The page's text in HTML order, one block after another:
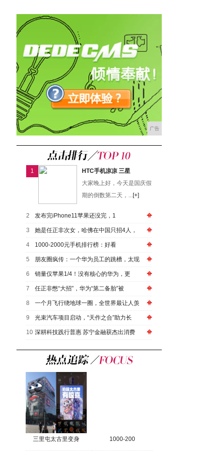
广告
1
HTC手机凉凉 三星
大家晚上好，今天是国庆假
期的倒数第二天，...[+]
2 发布完iPhone11苹果还没完，1
3 她是任正非次女，哈佛在中国只招4人，
4 1000-2000元手机排行榜：好看
5 朋友圈疯传：一个华为员工的跳槽，太现
6 销量仅苹果1/4！没有核心的华为，更
7 任正非憋“大招”，华为“第二备胎”被
8 一个月飞行绕地球一圈，全世界最让人羡
9 光束汽车项目启动，“天作之合”助力长
10 深耕科技践行普惠 苏宁金融获杰出消费
三里屯太古里变身 1000-200